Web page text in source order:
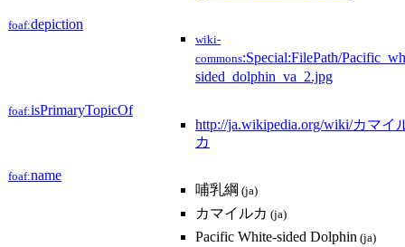
foaf:depiction
wiki-
commons:Special:FilePath/
sided_dolphin_va_2.jpg
foaf:isPrimaryTopicOf
http://ja.wikipedia.org/wiki/カマイ
カ
foaf:name
哺乳綱 (ja)
カマイルカ (ja)
Pacific White-sided Dolphin (ja)